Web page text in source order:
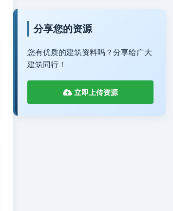
分享您的资源
您有优质的建筑资料吗？分享给广大
建筑同行！
立即上传资源